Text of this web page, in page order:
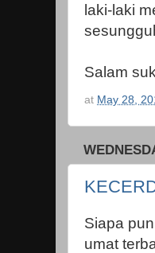
laki-laki
Salam
at May 28,
Siapa
umat